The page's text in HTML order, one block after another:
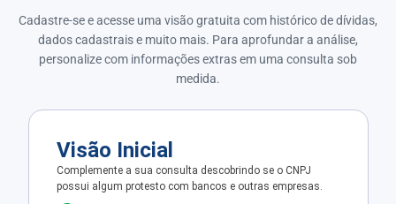
Cadastre-se e acesse uma visão gratuita com histórico de dívidas,
dados cadastrais e muito mais. Para aprofundar a análise,
personalize com informações extras em uma consulta sob
medida.
Visão Inicial
Complemente a sua consulta descobrindo se o CNPJ
possui algum protesto com bancos e outras empresas.